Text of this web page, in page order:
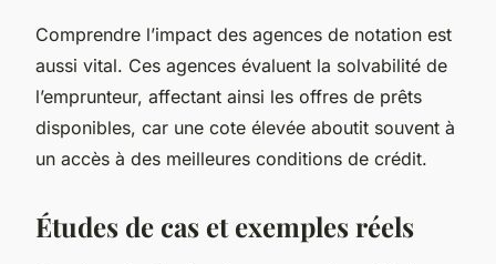
Comprendre l’impact des agences de notation est
aussi vital. Ces agences évaluent la solvabilité de
l’emprunteur, affectant ainsi les offres de prêts
disponibles, car une cote élevée aboutit souvent à
un accès à des meilleures conditions de crédit.
Études de cas et exemples réels